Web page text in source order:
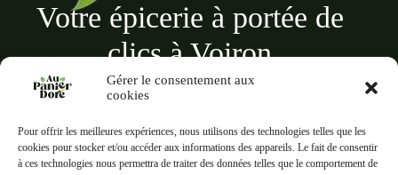
Gérer le consentement aux
cookies
Pour offrir les meilleures expériences, nous utilisons des technologies telles que les
cookies pour stocker et/ou accéder aux informations des appareils. Le fait de consentir
à ces technologies nous permettra de traiter des données telles que le comportement de
Votre épicerie à portée de
clics à Voiron
Au panier doré